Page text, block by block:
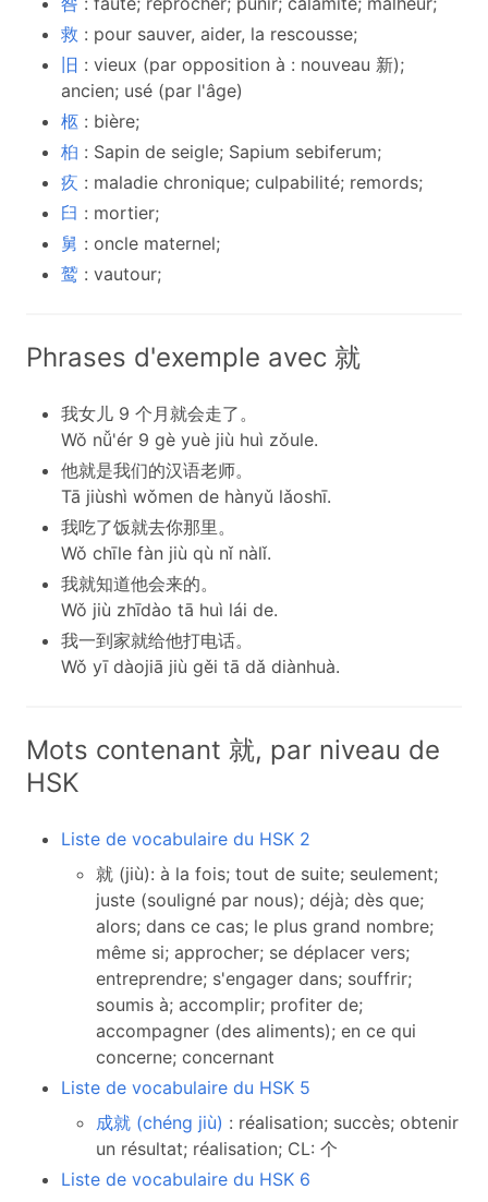
救 : pour sauver, aider, la rescousse;
旧 : vieux (par opposition à : nouveau 新);
ancien; usé (par l'âge)
柩 : bière;
桕 : Sapin de seigle; Sapium sebiferum;
疚 : maladie chronique; culpabilité; remords;
臼 : mortier;
舅 : oncle maternel;
鹫 : vautour;
Phrases d'exemple avec 就
我女儿 9 个月就会走了。
Wǒ nǚ'ér 9 gè yuè jiù huì zǒule.
他就是我们的汉语老师。
Tā jiùshì wǒmen de hànyǔ lǎoshī.
我吃了饭就去你那里。
Wǒ chīle fàn jiù qù nǐ nàlǐ.
我就知道他会来的。
Wǒ jiù zhīdào tā huì lái de.
我一到家就给他打电话。
Wǒ yī dàojiā jiù gěi tā dǎ diànhuà.
Mots contenant 就, par niveau de
HSK
Liste de vocabulaire du HSK 2
就 (jiù): à la fois; tout de suite; seulement;
juste (souligné par nous); déjà; dès que;
alors; dans ce cas; le plus grand nombre;
même si; approcher; se déplacer vers;
entreprendre; s'engager dans; souffrir;
soumis à; accomplir; profiter de;
accompagner (des aliments); en ce qui
concerne; concernant
Liste de vocabulaire du HSK 5
成就 (chéng jiù) : réalisation; succès; obtenir
un résultat; réalisation; CL: 个
Liste de vocabulaire du HSK 6